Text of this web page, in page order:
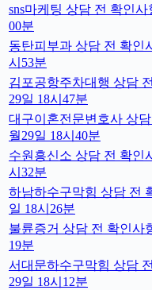
sns마케팅 상담 전 확인사
00분
동탄피부과 상담 전 확인
시53분
김포공항주차대행 상담
29일 18시47분
대구이혼전문변호사 상
월29일 18시40분
수원흥신소 상담 전 확인
시32분
하남하수구막힘 상담 전
일 18시26분
불륜증거 상담 전 확인사
19분
서대문하수구막힘 상담
29일 18시12분